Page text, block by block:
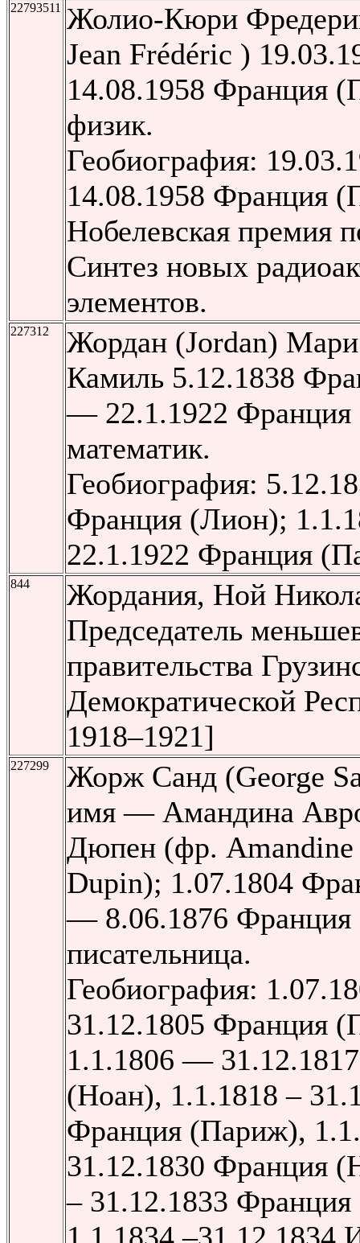
22793511 Жолио-Кюри
Jean Frédéric )
14.08.1958 Франция
физик.
Геобиография:
14.08.1958 Франция
Нобелевская премия
Синтез новых
элементов.
227312
Жордан (Jordan)
Камиль 5.12.1838
— 22.1.1922
математик.
Геобиография:
Франция (Лион);
22.1.1922 Франция
844
Жордания, Ной
Председатель
правительства
Демократической
1918–1921]
227299
Жорж Санд (George
имя — Амандина
Дюпен (фр.
Dupin); 1.07.1804
— 8.06.1876 Франция
писательница.
Геобиография:
31.12.1805 Франция
1.1.1806 —
(Ноан), 1.1.1818 –
Франция (Париж),
31.12.1830 Франция
– 31.12.1833